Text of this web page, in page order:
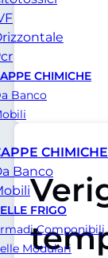
CHIMICHE
Banco
CHIMICHE
Banco
FRIGO
Componibili
Modulari